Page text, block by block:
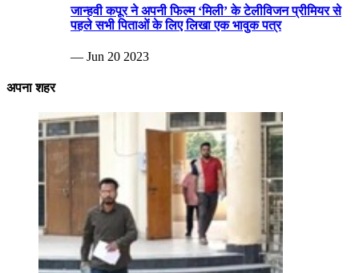
जान्हवी कपूर ने अपनी फिल्म ‘मिली’ के टेलीविजन प्रीमियर से
पहले सभी पिताओं के लिए लिखा एक भावुक पत्र
— Jun 20 2023
अपना शहर